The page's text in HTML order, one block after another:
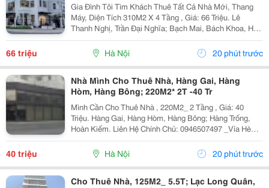
Gia Đình Tôi Tìm Khách Thuê Tất Cả Nhà Mới, Thang
Máy, Diện Tích 310M2 X 4 Tầng , Giá: 66 Triệu. Lê
Thanh Nghị, Trần Đại Nghĩa; Bạch Mai, Bách Khoa, Hai
Bà Trưng. Liên Hệ Chủ Nhà: 0988289962 . Vị Trí Gần
Ngã Ba, Khu Đông Dân Cư, Kinh Doanh Sầm Uất,...
66 triệu Hà Nội 20 phút trước
Nhà Mình Cho Thuê Nhà, Hàng Gai, Hàng
Hòm, Hàng Bông; 220M2* 2T -40 Tr
Mình Cần Cho Thuê Nhà , 220M2_ 2 Tầng , Giá: 40
Triệu. Hàng Gai, Hàng Hòm, Hàng Bông; Hàng Trống,
Hoàn Kiếm. Liên Hệ Chính Chủ: 0946507497 _Vỉa Hè
Lớn, Mặt Tiền Rộng, Thoáng. _Vị Trí Ngay Ngã Ba, Khu
Đông Dân Cư, Kinh Doanh Sầm Uất, Nhiều Văn
Phòng,...
40 triệu Hà Nội 20 phút trước
Cho Thuê Nhà, 125M2_ 5.5T; Lạc Long Quân,